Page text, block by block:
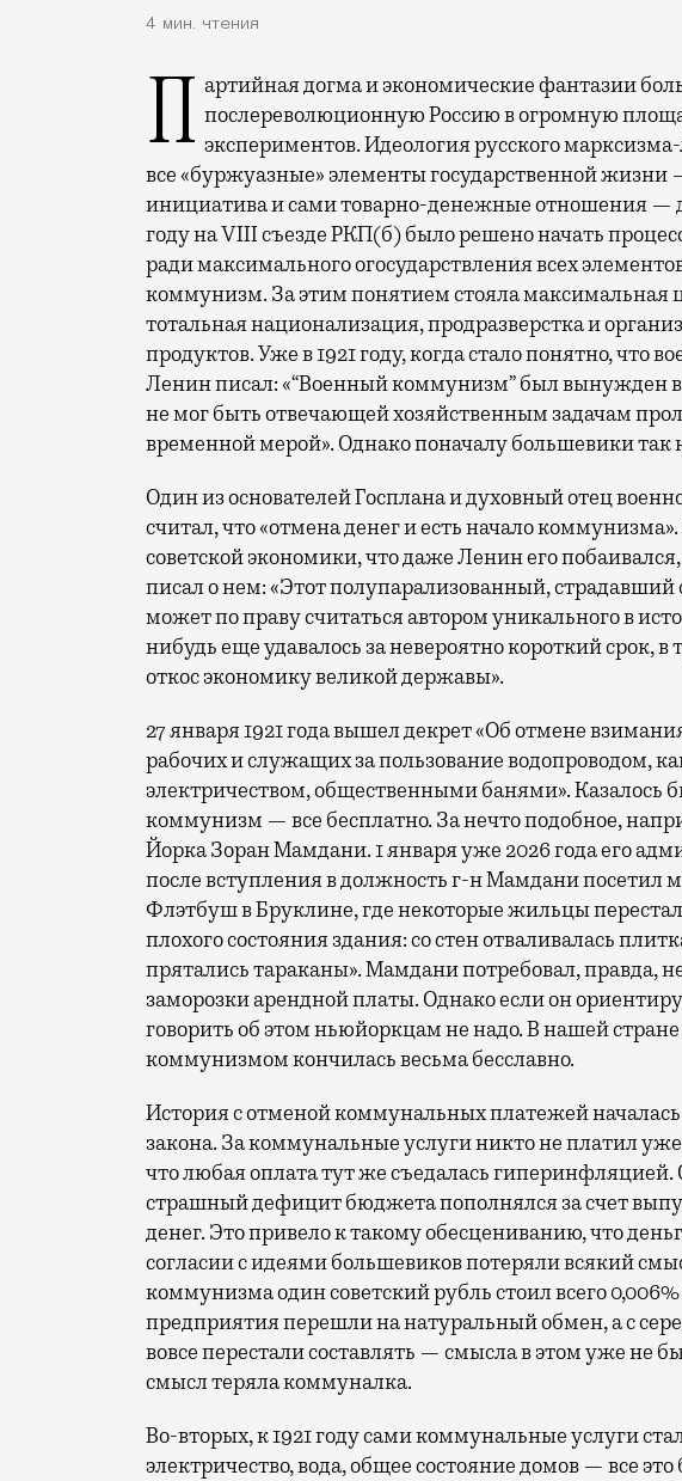
4 мин. чтения
Партийная догма и экономические фантазии большевиков превратили послереволюционную Россию в огромную
экспериментов. Идеология русского
все «буржуазные» элементы государственной жизни
инициатива и сами товарно-денежные отношения —
году на VIII съезде РКП(б) было решено начать
ради максимального огосударствления всех
коммунизм. За этим понятием стояла максимальная
тотальная национализация, продразверстка и
продуктов. Уже в 1921 году, когда стало понятно, что
Ленин писал: «“Военный коммунизм” был вынужден
не мог быть отвечающей хозяйственным задачам
временной мерой». Однако поначалу большевики так
Один из основателей Госплана и духовный отец
считал, что «отмена денег и есть начало
советской экономики, что даже Ленин его
писал о нем: «Этот полупарализованный,
может по праву считаться автором уникального в
нибудь еще удавалось за невероятно короткий срок,
откос экономику великой державы».
27 января 1921 года вышел декрет «Об отмене
рабочих и служащих за пользование водопроводом,
электричеством, общественными банями». Казалось
коммунизм — все бесплатно. За нечто подобное,
Йорка Зоран Мамдани. 1 января уже 2026 года его
после вступления в должность г-н Мамдани посетил
Флэтбуш в Бруклине, где некоторые жильцы
плохого состояния здания: со стен отваливалась
прятались тараканы». Мамдани потребовал, правда,
заморозки арендной платы. Однако если он
говорить об этом ньюйоркцам не надо. В нашей
коммунизмом кончилась весьма бесславно.
История с отменой коммунальных платежей
закона. За коммунальные услуги никто не платил
что любая оплата тут же съедалась гиперинфляцией.
страшный дефицит бюджета пополнялся за счет
денег. Это привело к такому обесцениванию, что
согласии с идеями большевиков потеряли всякий
коммунизма один советский рубль стоил всего 0,006%
предприятия перешли на натуральный обмен, а с
вовсе перестали составлять — смысла в этом уже не
смысл теряла коммуналка.
Во-вторых, к 1921 году сами коммунальные услуги
электричество, вода, общее состояние домов — все